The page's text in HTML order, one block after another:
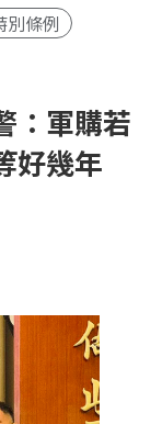
別條例
：軍購若
好幾年